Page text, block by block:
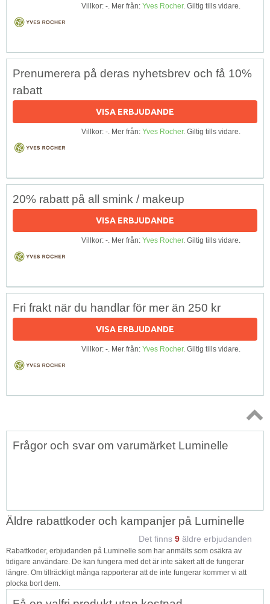
Villkor: -. Mer från: Yves Rocher. Giltig tills vidare.
Prenumerera på deras nyhetsbrev och få 10%
rabatt
VISA ERBJUDANDE
Villkor: -. Mer från: Yves Rocher. Giltig tills vidare.
20% rabatt på all smink / makeup
VISA ERBJUDANDE
Villkor: -. Mer från: Yves Rocher. Giltig tills vidare.
Fri frakt när du handlar för mer än 250 kr
VISA ERBJUDANDE
Villkor: -. Mer från: Yves Rocher. Giltig tills vidare.
Topp
Frågor och svar om varumärket Luminelle
Äldre rabattkoder och kampanjer på Luminelle
Det finns 9 äldre erbjudanden
Rabattkoder, erbjudanden på Luminelle som har anmälts som osäkra av
tidigare användare. De kan fungera med det är inte säkert att de fungerar
längre. Om tillräckligt många rapporterar att de inte fungerar kommer vi att
plocka bort dem.